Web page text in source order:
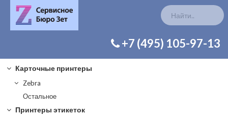
+7 (495) 105-97-13
Карточные принтеры
Zebra
Остальное
Принтеры этикеток